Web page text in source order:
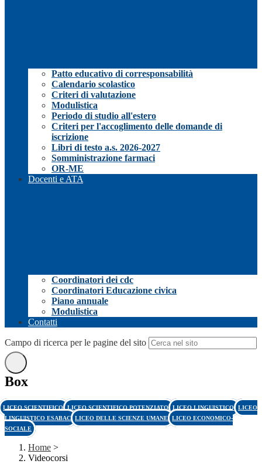
Patto educativo di corresponsabilità
Calendario scolastico
Criteri di valutazione
Modulistica
Periodo di studio all'estero
Criteri per l'accoglimento delle domande di
iscrizione
Libri di testo a.s. 2026-2027
Somministrazione farmaci
OR-ME
Docenti e ATA
Coordinatori dei cdc
Coordinatori Educazione civica
Piano annuale
Modulistica
Contatti
Campo di ricerca per le pagine del sito
Box
LICEO SCIENTIFICO LICEO SCIENTIFICO POTENZIATO LICEO LINGUISTICO LICEO
LINGUISTICO ESABAC LICEO DELLE SCIENZE UMANE LICEO ECONOMICO-
SOCIALE
Home >
Videocorsi